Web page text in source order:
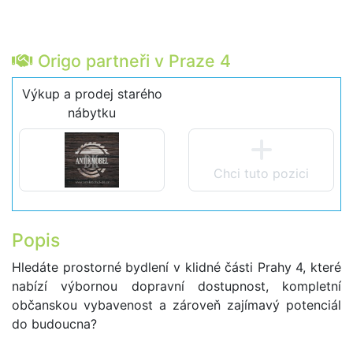
Origo partneři v Praze 4
Výkup a prodej starého
nábytku
Chci tuto pozici
Popis
Hledáte prostorné bydlení v klidné části Prahy 4, které
nabízí výbornou dopravní dostupnost, kompletní
občanskou vybavenost a zároveň zajímavý potenciál
do budoucna?